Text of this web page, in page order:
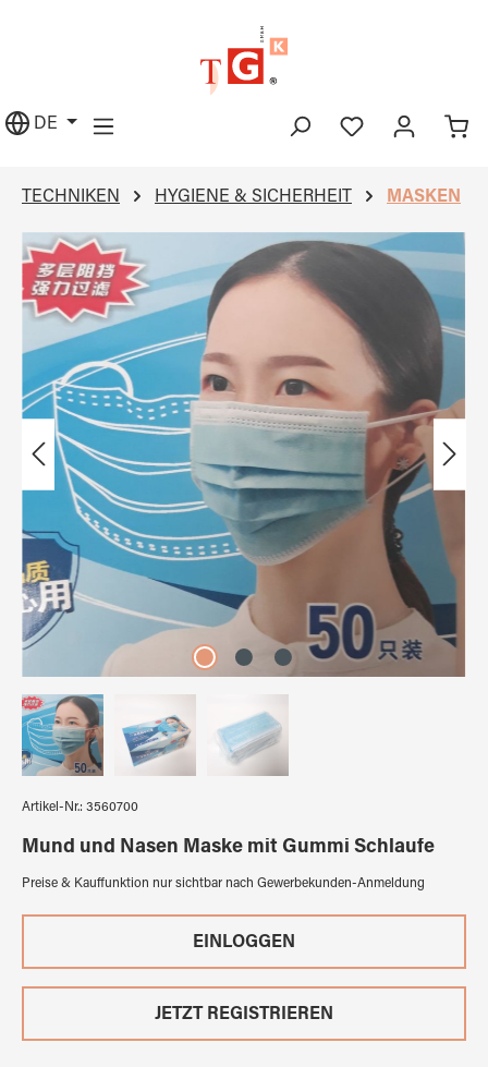
DE
TECHNIKEN HYGIENE & SICHERHEIT MASKEN
Bildergalerie überspringen
Artikel-Nr.: 3560700
Mund und Nasen Maske mit Gummi Schlaufe
Preise & Kauffunktion nur sichtbar nach Gewerbekunden-Anmeldung
EINLOGGEN
JETZT REGISTRIEREN